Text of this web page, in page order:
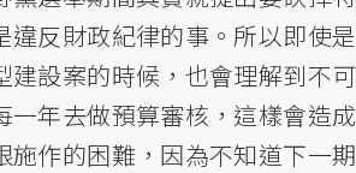
違反財政紀律的事。所以即使是
建設案的時候，也會理解到不可
一年去做預算審核，這樣會造成
施作的困難，因為不知道下一期